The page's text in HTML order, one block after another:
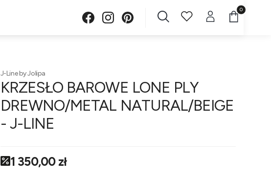
Produkty w
J-Line by Jolipa
KRZESŁO BAROWE LONE PLY
DREWNO/METAL NATURAL/BEIGE
- J-LINE
1 350,00 zł